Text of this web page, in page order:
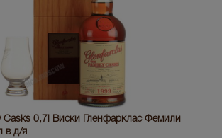
Casks 0,7l Виски Гленфарклас Фемили
в д/я